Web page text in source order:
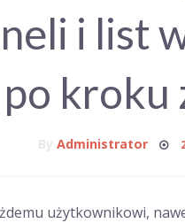
i list
kroku
Administrator
użytkownikowi,